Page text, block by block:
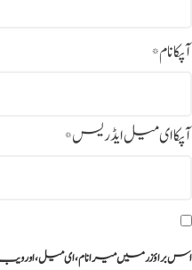
آپکا نام*
آپکا ای میل ایڈریس*
اس براؤزر میں میرا نام، ای میل، اور